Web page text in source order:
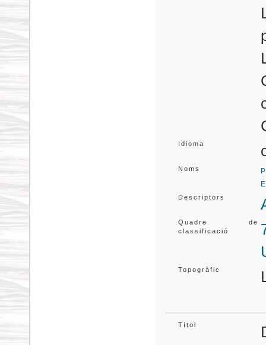
Idioma
Noms
Descriptors
Quadre de
classificació
Topogràfic
Títol